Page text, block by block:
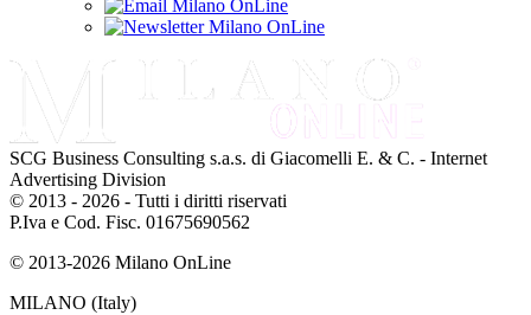
SCG Business Consulting s.a.s. di Giacomelli E. & C. - Internet
Advertising Division
© 2013 - 2026 - Tutti i diritti riservati
P.Iva e Cod. Fisc. 01675690562
© 2013-2026 Milano OnLine
MILANO (Italy)